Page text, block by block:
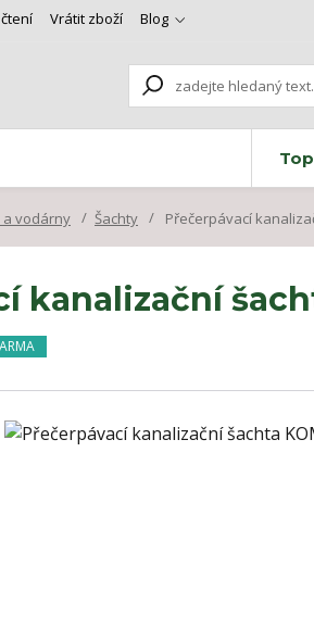
Vrátit zboží Blog
a vodárny Šachty Přečerpávací
kanalizační